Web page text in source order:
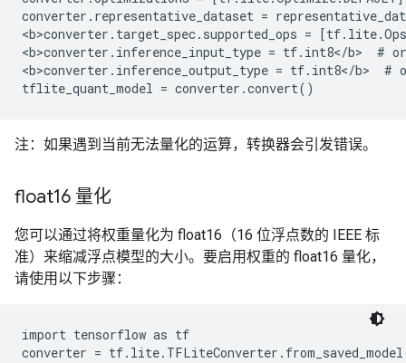
converter.representative_dataset =
<b>converter.target_spec.supported_ops =
<b>converter.inference_input_type = tf.int8</b>  #
<b>converter.inference_output_type = tf.int8</b>
注：如果遇到当前无法量化的运算，转换器会引发错误。
float16 量化
您可以通过将权重量化为 float16（16 位浮点数的 IEEE 标
准）来缩减浮点模型的大小。要启用权重的 float16 量化，
请使用以下步骤：
import tensorflow as tf
converter =